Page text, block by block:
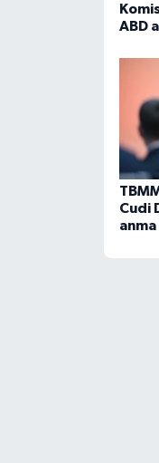
ABD
Cudi